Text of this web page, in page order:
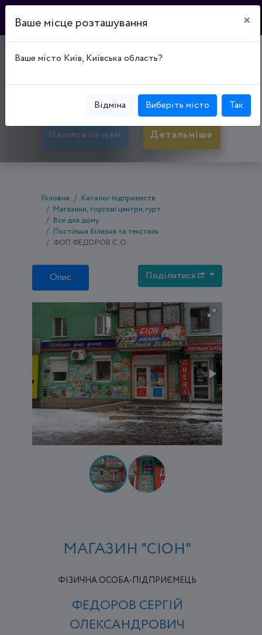
МАГАЗИН "СІОН"
Покровський р-н, вул. Мусоргського, буд. 4
Написати нам Детальніше
Головна
Каталог підприємств
Магазини, торгові центри, гурт
Все для дому
Постільна білизна та текстиль
ФОП ФЕДОРОВ С.О.
Опис Поділитися
МАГАЗИН "СІОН"
ФІЗИЧНА ОСОБА-ПІДПРИЄМЕЦЬ
ФЕДОРОВ СЕРГІЙ
ОЛЕКСАНДРОВИЧ
Ваше місце розташування ×
Ваше місто Київ, Київська область?
Відміна Виберіть місто Так